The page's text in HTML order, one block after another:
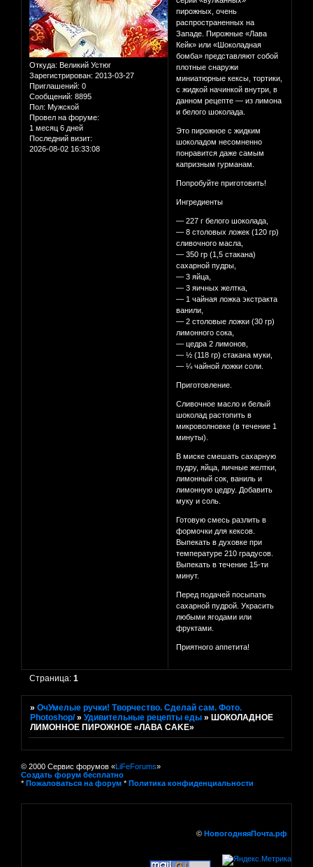
Откуда: Великий Устюг
Зарегистрирован: 2013-03-27
Приглашений: 0
Сообщений: 8895
Пол: Мужской
Провел на форуме:
1 месяц 6 дней
Последний визит:
2026-08-02 16:33:08
пирожных, очень
распространенных на
Западе. Пирожные «Лава
Кейк» или «Шоколадная
бомба» представляют собой
плотные снаружи
миниатюрные кексы, тортики,
с жидкой начинкой внутри, в
данном рецепте — из лимона
и белого шоколада.
Это пирожное с жидким
шоколадом несомненно
понравится даже самым
капризным гурманам.
Попробуйте приготовить!
Ингредиенты
— 227 г белого шоколада,
— 8 столовых ложек (120 гр)
сливочного масла,
— 350 гр (1,5 стакана)
сахарной пудры,
— 3 яйца,
— 3 яичных желтка,
— 1 чайная ложка экстракта
ванили,
— 2 столовые ложки (30 гр)
лимонного сока,
— цедра 2 лимонов,
— ½ (118 гр) стакана муки,
— ¼ чайной ложки соли.
Приготовление.
Сливочное масло и белый
шоколад растопить в
микроволновке (в течение 1
минуты).
В миске смешать сахарную
пудру, яйца, яичные желтки,
лимонный сок, ваниль и
лимонную цедру. Добавить
муку и соль.
Готовую смесь разлить в
формочки для кексов.
Выпекать в духовке при
температуре 210 градусов.
Выпекать в течение 15-ти
минут.
Перед подачей посыпать
сахарной пудрой. Украсить
любыми ягодами или
фруктами.
Приятного аппетита!
Страница:1
»ОчУмелые ручки! Творчество. Сделай сам. Фото.
Photoshop/ »Удивительные рецепты еды »ШОКОЛАДНОЕ
ЛИМОННОЕ ПИРОЖНОЕ «ЛАВА CAKE»
© 2000 Сервис форумов «LiFeForums»
Создать форум бесплатно
* Пожаловаться на форум * Политика конфиденциальности
© НовогодняяПочта.рф